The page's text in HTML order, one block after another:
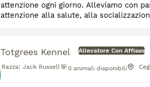
attenzione ogni giorno. Alleviamo con
attenzione alla salute, alla
Totgrees Kennel Allevatore Con Affisso
Razza: Jack Russell 0 animali disponibili